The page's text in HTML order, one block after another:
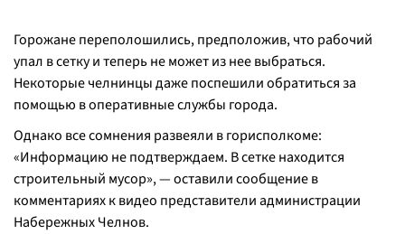
Горожане переполошились, предположив, что рабочий
упал в сетку и теперь не может из нее выбраться.
Некоторые челнинцы даже поспешили обратиться за
помощью в оперативные службы города.
Однако все сомнения развеяли в горисполкоме:
«Информацию не подтверждаем. В сетке находится
строительный мусор», — оставили сообщение в
комментариях к видео представители администрации
Набережных Челнов.